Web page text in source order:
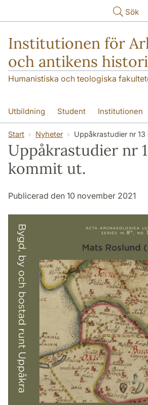
Sök
Institutionen för
och antikens
Humanistiska och teologiska
Utbildning Student Institutionen
Forskning Kontakt
Start Nyheter Uppåkrastudier nr
Uppåkrastudier nr
kommit ut.
Publicerad den 10 november 2021